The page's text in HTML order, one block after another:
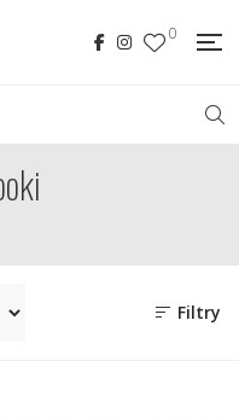
0
Filtry